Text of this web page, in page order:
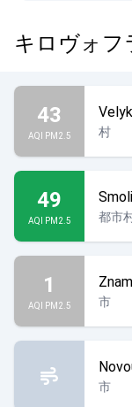
キロヴォフ
43
AQI PM2.5 村
49
AQI PM2.5 都市
1
AQI PM2.5 市
市